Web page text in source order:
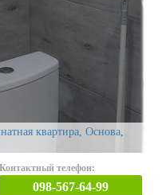
квартира, Основа,
Контактный телефон:
098-567-64-99